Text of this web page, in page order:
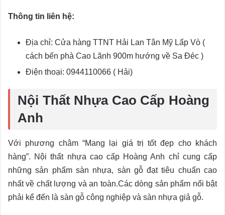
Thông tin liên hệ:
Địa chỉ: Cửa hàng TTNT Hải Lan Tân Mỹ Lấp Vò (
cách bến phà Cao Lãnh 900m hướng về Sa Đéc )
Điện thoại: 0944110066 ( Hải)
Nội Thất Nhựa Cao Cấp Hoàng
Anh
Với phương châm “Mang lại giá trị tốt đẹp cho khách
hàng”. Nội thất nhựa cao cấp Hoàng Anh chỉ cung cấp
những sản phẩm sàn nhựa, sàn gỗ đạt tiêu chuẩn cao
nhất về chất lượng và an toàn.Các dòng sản phẩm nổi bật
phải kể đến là sàn gỗ công nghiệp và sàn nhựa giả gỗ.